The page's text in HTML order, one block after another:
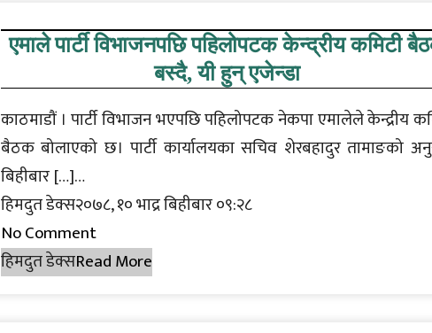
एमाले पार्टी विभाजनपछि पहिलोपटक केन्द्रीय कमिटी
बस्दै, यी हुन् एजेन्डा
काठमाडौं । पार्टी विभाजन भएपछि पहिलोपटक नेकपा एमालेले केन्द्रीय
बैठक बोलाएको छ। पार्टी कार्यालयका सचिव शेरबहादुर तामाङको
बिहीबार […]…
हिमदुत डेक्स२०७८, १० भाद्र बिहीबार ०९:२८
No Comment
हिमदुत डेक्सRead More